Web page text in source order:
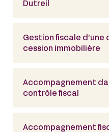
Dutreil
Gestion fiscale d’une
cession immobilière
Accompagnement
contrôle fiscal
Accompagnement